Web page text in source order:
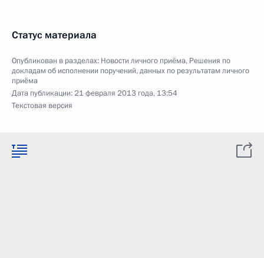
Статус материала
Опубликован в разделах: Новости личного приёма, Решения по
докладам об исполнении поручений, данных по результатам личного
приёма
Дата публикации:21 февраля 2013 года, 13:54
Текстовая версия